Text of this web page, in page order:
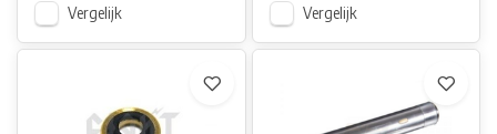
Vergelijk Vergelijk